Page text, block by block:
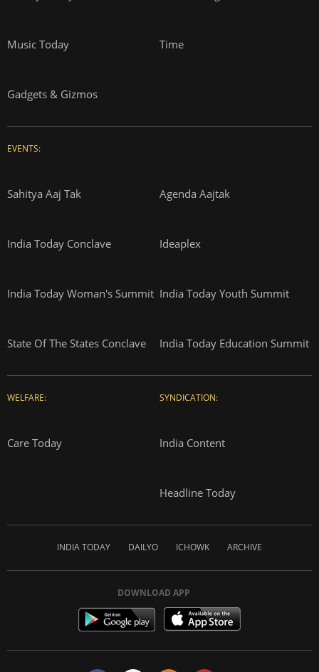
Music Today Time
Gadgets & Gizmos
EVENTS:
Sahitya Aaj Tak Agenda Aajtak
India Today Conclave Ideaplex
India Today Woman's Summit India Today Youth Summit
State Of The States Conclave India Today Education Summit
WELFARE:
Care Today
SYNDICATION:
India Content
Headline Today
INDIA TODAY DAILYO ICHOWK ARCHIVE
DOWNLOAD APP